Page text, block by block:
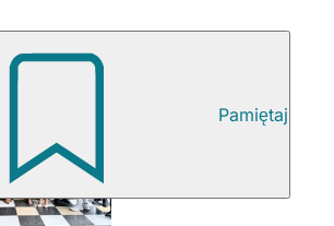
Pamiętaj